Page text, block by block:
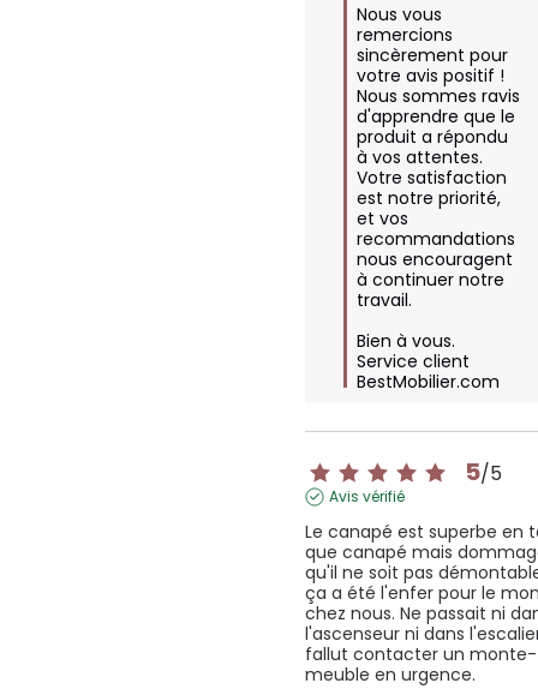
Nous vous
remercions
sincèrement pour
votre avis positif !
Nous sommes ravis
d'apprendre que le
produit a répondu
à vos attentes.
Votre satisfaction
est notre priorité,
et vos
recommandations
nous encouragent
à continuer notre
travail.
Bien à vous.
Service client
BestMobilier.com
5/5
Avis vérifié
Le canapé est superbe en
que canapé mais
qu'il ne soit pas
ça a été l'enfer pour le
chez nous. Ne passait ni
l'ascenseur ni dans
fallut contacter un monte-
meuble en urgence.